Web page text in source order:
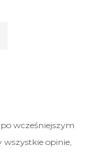
wcześniejszym
opinie,